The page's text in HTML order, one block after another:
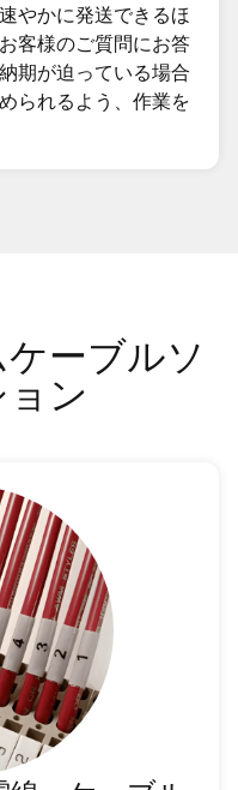
やかに発送できるほ
客様のご質問にお答
期が迫っている場合
られるよう、作業を
ーブルソ
ョン